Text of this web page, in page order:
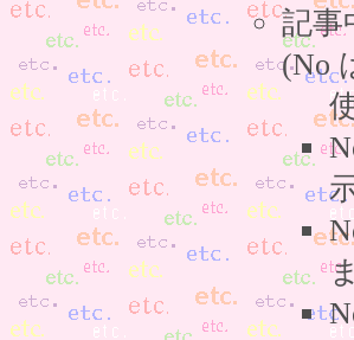
記事
(No